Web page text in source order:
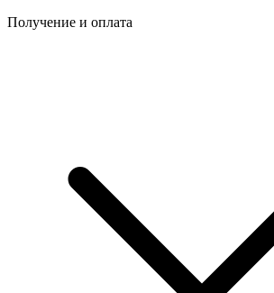
Получение и оплата